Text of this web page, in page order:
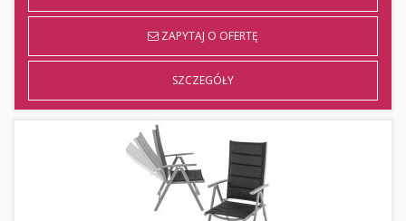
ZAPYTAJ O OFERTĘ
SZCZEGÓŁY